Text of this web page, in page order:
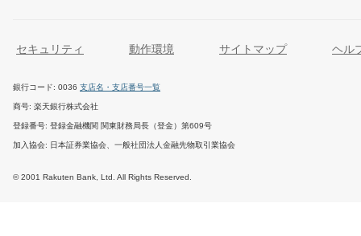
セキュリティ 動作環境 サイトマップ ヘル
銀行コード 0036 支店名・支店番号一覧
商号 楽天銀行株式会社
登録番号 登録金融機関 関東財務局長（登金）第609号
加入協会 日本証券業協会、一般社団法人金融先物取引業協会
© 2001 Rakuten Bank, Ltd. All Rights Reserved.